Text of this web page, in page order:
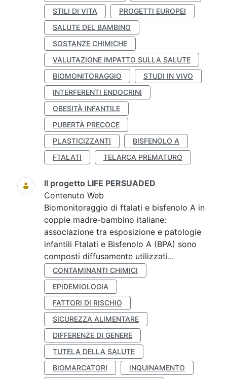
STILI DI VITA
PROGETTI EUROPEI
SALUTE DEL BAMBINO
SOSTANZE CHIMICHE
VALUTAZIONE IMPATTO SULLA SALUTE
BIOMONITORAGGIO
STUDI IN VIVO
INTERFERENTI ENDOCRINI
OBESITÀ INFANTILE
PUBERTÀ PRECOCE
PLASTICIZZANTI
BISFENOLO A
FTALATI
TELARCA PREMATURO
Il progetto LIFE PERSUADED
Contenuto Web
Biomonitoraggio di ftalati e bisfenolo A in
coppie madre-bambino italiane:
associazione tra esposizione e patologie
infantili Ftalati e Bisfenolo A (BPA) sono
composti diffusamente utilizzati...
CONTAMINANTI CHIMICI
EPIDEMIOLOGIA
FATTORI DI RISCHIO
SICUREZZA ALIMENTARE
DIFFERENZE DI GENERE
TUTELA DELLA SALUTE
BIOMARCATORI
INQUINAMENTO